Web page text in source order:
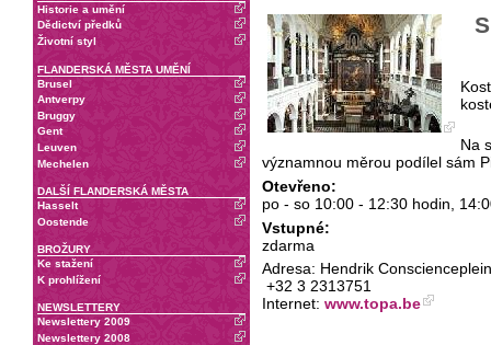
Historie a umění
Dědictví předků
Životní styl
FLANDERSKÁ MĚSTA UMĚNÍ
Brusel
Antverpy
Bruggy
Gent
Leuven
Mechelen
DALŠÍ FLANDERSKÁ MĚSTA
Hasselt
Oostende
BROŽURY
Ke stažení
K prohlížení
NEWSLETTERY
Newslettery 2009
Newslettery 2008
Na
významnou měrou podílel sám
Otevřeno:
po - so 10:00 - 12:30 hodin,
Vstupné:
zdarma
Adresa: Hendrik
+32 3 2313751
Internet: www.topa.be